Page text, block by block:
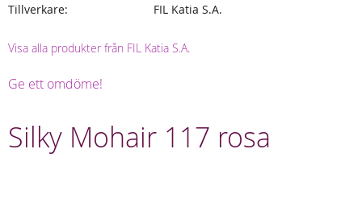
Tillverkare
FIL Katia S.A.
Visa alla produkter från FIL Katia S.A.
Ge ett omdöme!
Silky Mohair 117 rosa